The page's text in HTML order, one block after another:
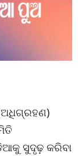
ସୁଦୃଢ଼ କରିବା